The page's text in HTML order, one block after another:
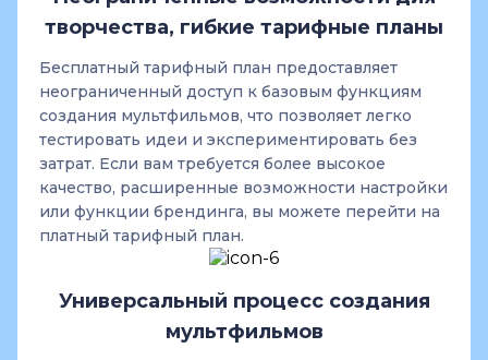
творчества, гибкие тарифные планы
Бесплатный тарифный план предоставляет
неограниченный доступ к базовым функциям
создания мультфильмов, что позволяет легко
тестировать идеи и экспериментировать без
затрат. Если вам требуется более высокое
качество, расширенные возможности настройки
или функции брендинга, вы можете перейти на
платный тарифный план.
Универсальный процесс создания
мультфильмов